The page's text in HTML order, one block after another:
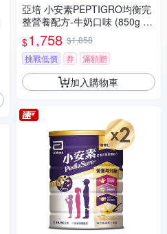
亞培 小安素PEPTIGRO均衡完
整營養配方-牛奶口味 (850g x
2入)
$1,758 $1,858
挑戰低價
券 滿額贈
加入購物車